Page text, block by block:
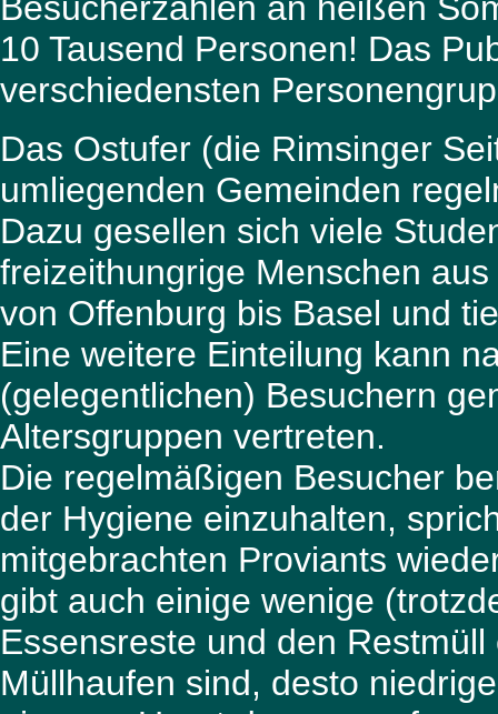
10 Tausend Personen! Das
verschiedensten
Das Ostufer (die Rimsinger
umliegenden Gemeinden
Dazu gesellen sich viele
freizeithungrige Menschen
von Offenburg bis Basel und
Eine weitere Einteilung kann
(gelegentlichen) Besuchern
Altersgruppen vertreten.
Die regelmäßigen Besucher
der Hygiene einzuhalten,
mitgebrachten Proviants
gibt auch einige wenige
Essensreste und den
Müllhaufen sind, desto